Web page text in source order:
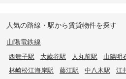
人気の路線・駅から賃貸物件を探す
山陽電鉄線
西舞子駅 大蔵谷駅 人丸前駅 山陽明
林崎松江海岸駅
藤江駅 中八木駅 江